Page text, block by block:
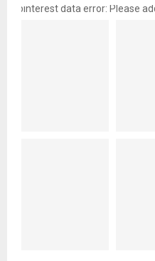
pinterest data error: Please